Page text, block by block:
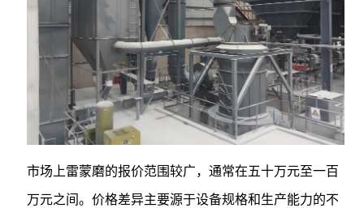
市场上雷蒙磨的报价范围较广，通常在五十万元至一百
万元之间。价格差异主要源于设备规格和生产能力的不